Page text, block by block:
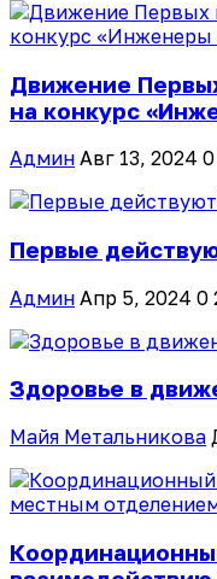
Движение
на конкурс
Админ Авг 13, 2024 0
Первые
Админ Апр 5, 2024 0
Здоровье в
Майя Метальникова